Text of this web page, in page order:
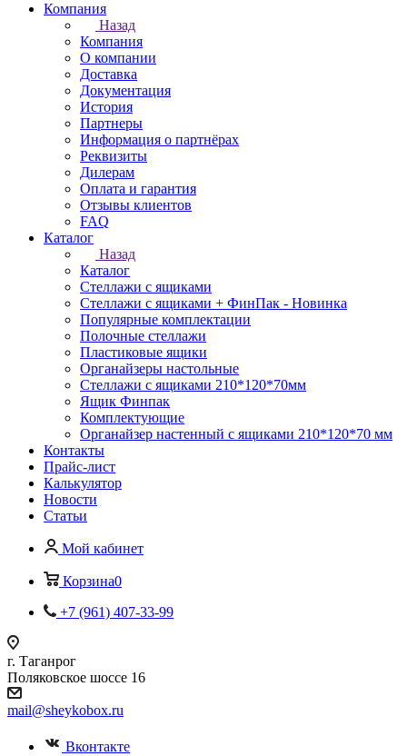
Компания
Назад
Компания
О компании
Доставка
Документация
История
Партнеры
Информация о партнёрах
Реквизиты
Дилерам
Оплата и гарантия
Отзывы клиентов
FAQ
Каталог
Назад
Каталог
Стеллажи с ящиками
Стеллажи с ящиками + ФинПак - Новинка
Популярные комплектации
Полочные стеллажи
Пластиковые ящики
Органайзеры настольные
Стеллажи с ящиками 210*120*70мм
Ящик Финпак
Комплектующие
Органайзер настенный с ящиками 210*120*70 мм
Контакты
Прайс-лист
Калькулятор
Новости
Статьи
Мой кабинет
Корзина0
+7 (961) 407-33-99
г. Таганрог
Поляковское шоссе 16
mail@sheykobox.ru
Вконтакте